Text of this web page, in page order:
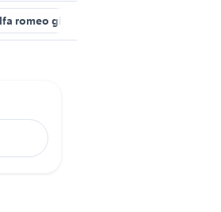
romeo giulietta distinctive